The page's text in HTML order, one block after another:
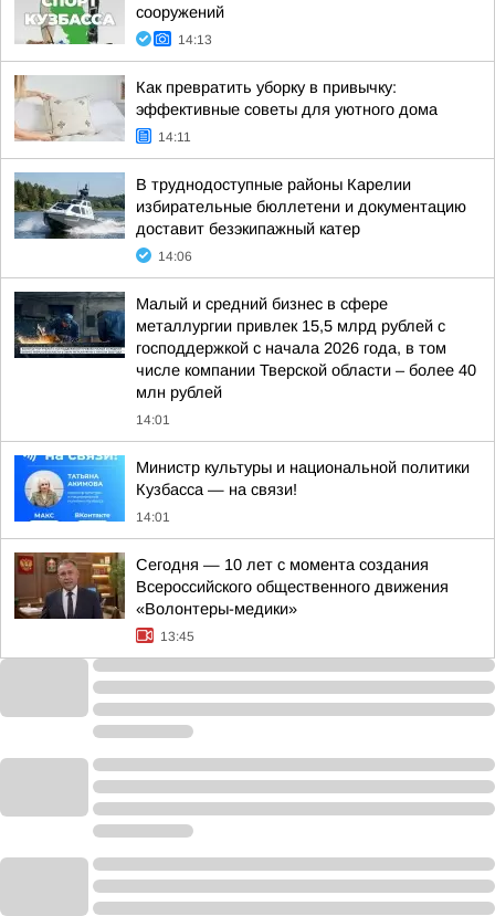
сооружений
14:13
Как превратить уборку в привычку:
эффективные советы для уютного дома
14:11
В труднодоступные районы Карелии
избирательные бюллетени и документацию
доставит безэкипажный катер
14:06
Малый и средний бизнес в сфере
металлургии привлек 15,5 млрд рублей с
господдержкой с начала 2026 года, в том
числе компании Тверской области – более 40
млн рублей
14:01
Министр культуры и национальной политики
Кузбасса — на связи!
14:01
Сегодня — 10 лет с момента создания
Всероссийского общественного движения
«Волонтеры-медики»
13:45